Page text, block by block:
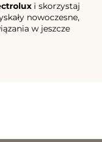
i skorzystaj
nowoczesne,
w jeszcze